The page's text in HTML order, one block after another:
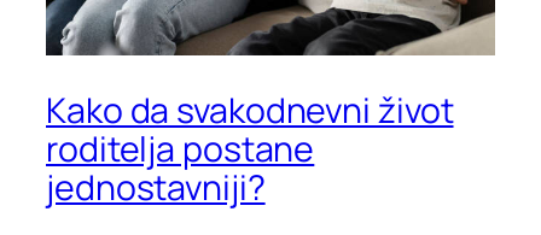
Kako da svakodnevni život
roditelja postane
jednostavniji?